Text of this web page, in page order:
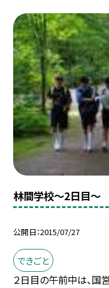
林間学校〜2日目〜
公開日 2015/07/27
できごと
２日目の午前中は、国